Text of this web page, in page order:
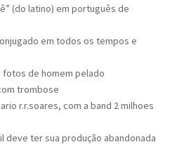
(do latino) em português de
em todos os tempos e
de homem pelado
trombose
r.r.soares, com a band 2 milhoes
deve ter sua produção abandonada